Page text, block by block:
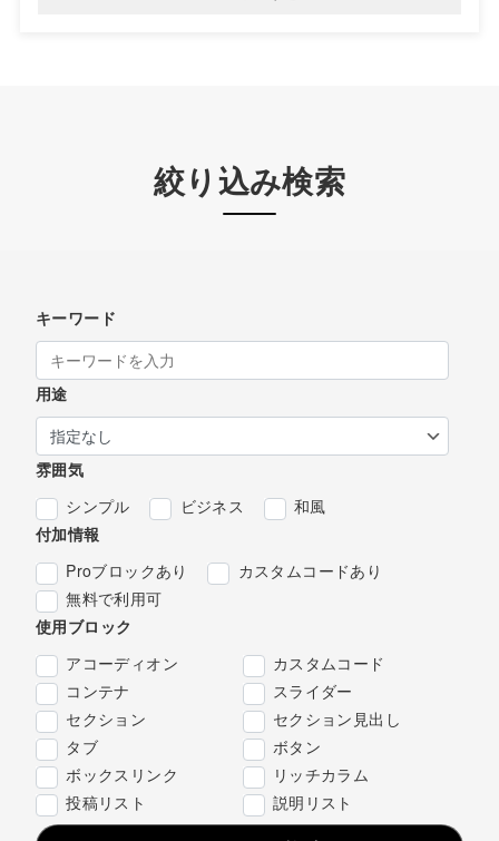
絞り込み検索
キーワード
用途
雰囲気
シンプル
ビジネス
和風
付加情報
Proブロックあり
カスタムコードあり
無料で利用可
使用ブロック
アコーディオン
カスタムコード
コンテナ
スライダー
セクション
セクション見出し
タブ
ボタン
ボックスリンク
リッチカラム
投稿リスト
説明リスト